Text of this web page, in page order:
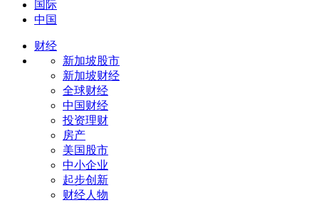
国际
中国
财经
新加坡股市
新加坡财经
全球财经
中国财经
投资理财
房产
美国股市
中小企业
起步创新
财经人物